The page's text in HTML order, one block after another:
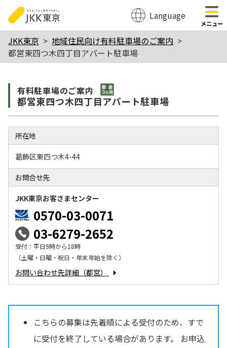
のページの本文へ移動
Language
メニュー
JKK東京
地域住民向け有料駐車場のご案内
都営東四つ木四丁目アパート駐車場
有料駐⾞場のご案内 敷金3か月
都営東四つ木四丁目アパート駐車場
所在地
葛飾区東四つ木4-44
お問合せ先
JKK東京お客さまセンター
0570-03-0071
03-6279-2652
受付：平日9時から18時
（土曜・日曜・祝日・年末年始を除く）
お問い合わせ先詳細（都営）
こちらの募集は先着順による受付のため、すで
に受付を終了している場合があります。 お申込